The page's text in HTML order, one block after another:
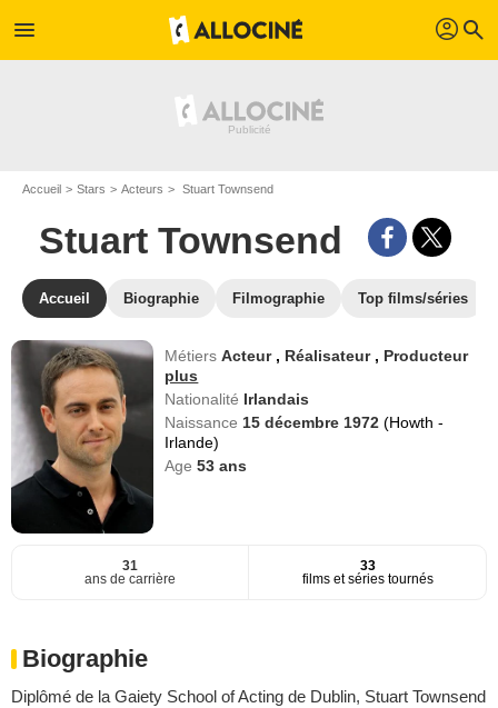
menu profil search
Accueil Stars Acteurs Stuart Townsend
Stuart Townsend
Accueil Biographie Filmographie Top films/séries
MétiersActeur , Réalisateur , Producteur
plus
Nationalité Irlandais
Naissance 15 décembre 1972(Howth -
Irlande)
Age53 ans
31
ans de carrière
33
films et séries tournés
Biographie
Diplômé de la Gaiety School of Acting de Dublin, Stuart Townsend